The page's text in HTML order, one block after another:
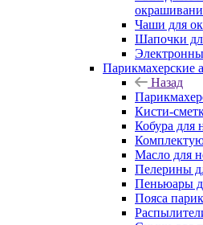
Чаши для
Шапочки
Парикмахерские
Назад
Кисти-
Кобура для
Масло для
Пелерины
Пеньюары
Пояса